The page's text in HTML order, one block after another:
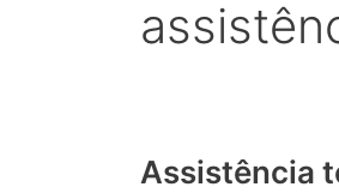
Assistência
Assistência